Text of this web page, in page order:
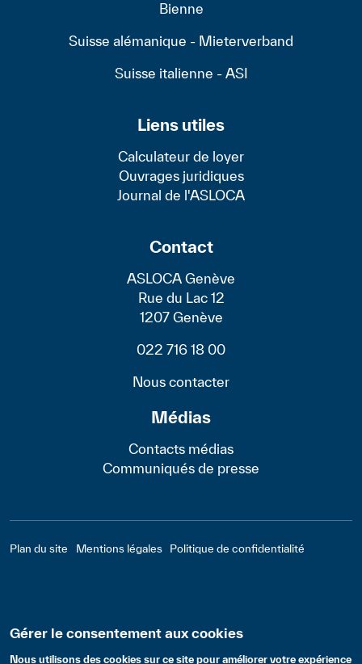
Bienne
Suisse alémanique - Mieterverband
Suisse italienne - ASI
Liens utiles
Calculateur de loyer
Ouvrages juridiques
Journal de l'ASLOCA
Contact
ASLOCA Genève
Rue du Lac 12
1207 Genève
022 716 18 00
Nous contacter
Médias
Contacts médias
Communiqués de presse
Footer - Bas
Plan du site Mentions légales Politique de confidentialité
Gérer le consentement aux cookies
Nous utilisons des cookies sur ce site pour améliorer votre expérience